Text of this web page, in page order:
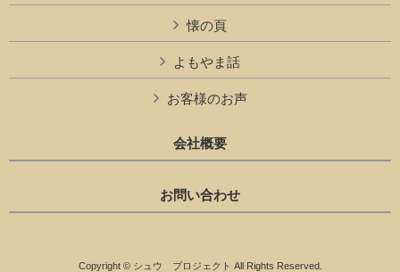
懐の頁
よもやま話
お客様のお声
会社概要
お問い合わせ
Copyright © シュウ プロジェクト All Rights Reserved.